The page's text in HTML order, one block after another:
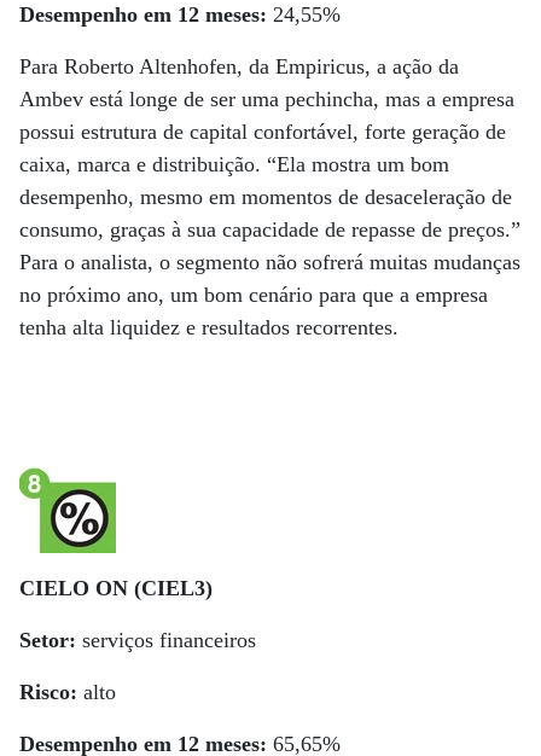
Desempenho em 12 meses: 24,55%
Para Roberto Altenhofen, da Empiricus, a ação da
Ambev está longe de ser uma pechincha, mas a empresa
possui estrutura de capital confortável, forte geração de
caixa, marca e distribuição. “Ela mostra um bom
desempenho, mesmo em momentos de desaceleração de
consumo, graças à sua capacidade de repasse de preços.”
Para o analista, o segmento não sofrerá muitas mudanças
no próximo ano, um bom cenário para que a empresa
tenha alta liquidez e resultados recorrentes.
CIELO ON (CIEL3)
Setor: serviços financeiros
Risco: alto
Desempenho em 12 meses: 65,65%